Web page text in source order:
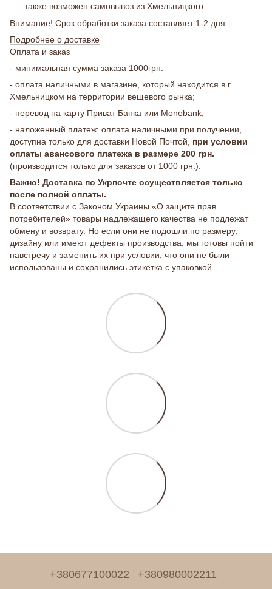
также возможен самовывоз из Хмельницкого.
Внимание! Срок обработки заказа составляет 1-2 дня.
Подробнее о доставке
Оплата и заказ
- минимальная сумма заказа 1000грн.
- оплата наличными в магазине, который находится в г.
Хмельницком на территории вещевого рынка;
- перевод на карту Приват Банка или Monobank;
- наложенный платеж: оплата наличными при получении,
доступна только для доставки Новой Почтой, при условии
оплаты авансового платежа в размере 200 грн.
(производится только для заказов от 1000 грн.).
Важно! Доставка по Укрпочте осуществляется только
после полной оплаты.
В соответствии с Законом Украины «О защите прав
потребителей» товары надлежащего качества не подлежат
обмену и возврату. Но если они не подошли по размеру,
дизайну или имеют дефекты производства, мы готовы пойти
навстречу и заменить их при условии, что они не были
использованы и сохранились этикетка с упаковкой.
+380677100022 +380980002211